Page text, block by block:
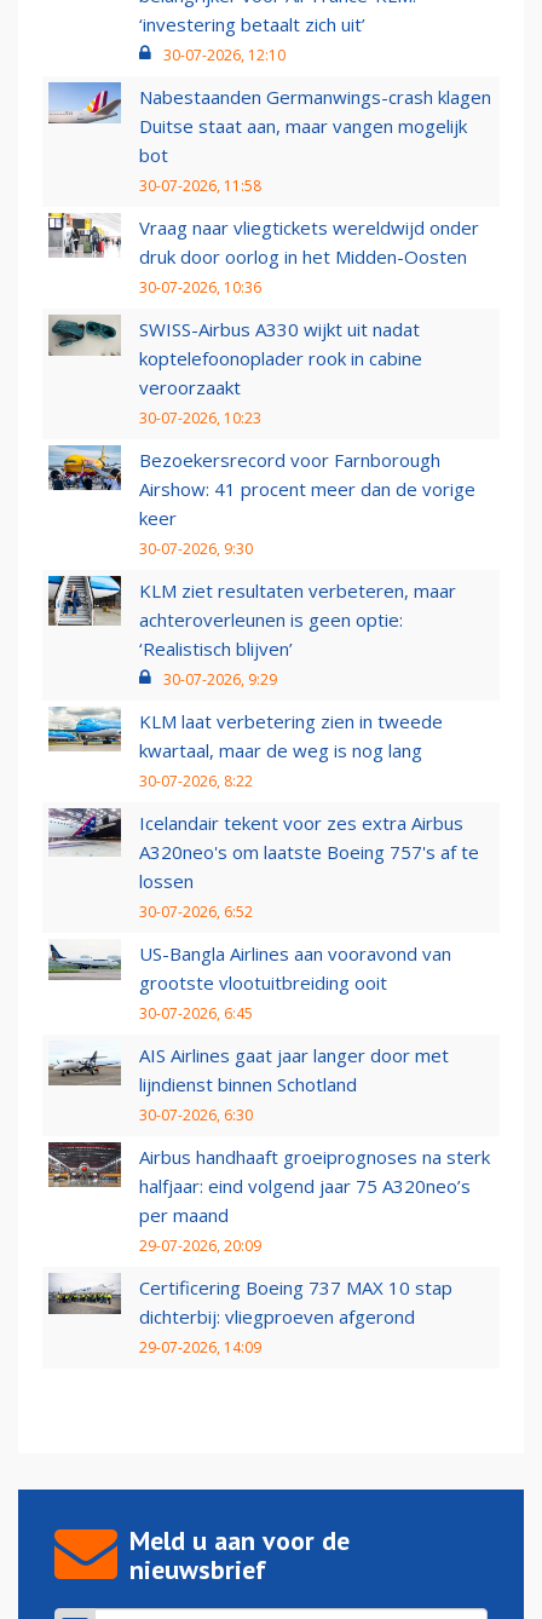
‘investering betaalt zich uit’
30-07-2026, 12:10
Nabestaanden Germanwings-crash klagen
Duitse staat aan, maar vangen mogelijk
bot
30-07-2026, 11:58
Vraag naar vliegtickets wereldwijd onder
druk door oorlog in het Midden-Oosten
30-07-2026, 10:36
SWISS-Airbus A330 wijkt uit nadat
koptelefoonoplader rook in cabine
veroorzaakt
30-07-2026, 10:23
Bezoekersrecord voor Farnborough
Airshow: 41 procent meer dan de vorige
keer
30-07-2026, 9:30
KLM ziet resultaten verbeteren, maar
achteroverleunen is geen optie:
‘Realistisch blijven’
30-07-2026, 9:29
KLM laat verbetering zien in tweede
kwartaal, maar de weg is nog lang
30-07-2026, 8:22
Icelandair tekent voor zes extra Airbus
A320neo's om laatste Boeing 757's af te
lossen
30-07-2026, 6:52
US-Bangla Airlines aan vooravond van
grootste vlootuitbreiding ooit
30-07-2026, 6:45
AIS Airlines gaat jaar langer door met
lijndienst binnen Schotland
30-07-2026, 6:30
Airbus handhaaft groeiprognoses na sterk
halfjaar: eind volgend jaar 75 A320neo’s
per maand
29-07-2026, 20:09
Certificering Boeing 737 MAX 10 stap
dichterbij: vliegproeven afgerond
29-07-2026, 14:09
Meld u aan voor de
nieuwsbrief